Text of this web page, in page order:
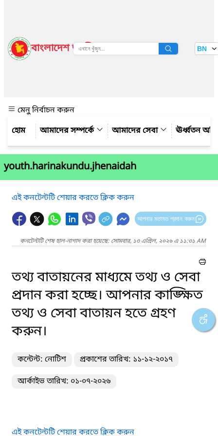
বাংলাদেশ জাতীয় তথ্য বাতায়ন BN
মেনু নির্বাচন করুন
আমাদের সম্পর্কে
আমাদের সেবা ঊর্ধ্বতন
youth.harinakundu.jhenaidah
এই কনটেন্টটি শেয়ার করতে ক্লিক করুন
আপনার মতামত প্রদান করুন
কনটেন্টটি শেষ হাল-নাগাদ করা হয়েছে: সোমবার, ১৩ এপ্রিল, ২০২৬ এ ১১:৩১ AM
তথ্য বাতায়নের মাধ্যমে তথ্য ও সেবা
প্রদান করা হচ্ছে। আপনার কাঙ্ক্ষিত
তথ্য ও সেবা বাতায়ন হতে গ্রহণ
করুন।
কন্টেন্ট: নোটিশ প্রকাশের তারিখ: ১১-১২-২০১৭
আর্কাইভ তারিখ: ০১-০৭-২০২৬
এই কনটেন্টটি শেয়ার করতে ক্লিক করুন